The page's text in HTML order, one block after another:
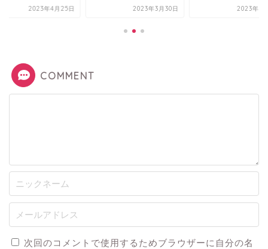
2023年4月25日 2023年3月30日 2023年6
COMMENT
次回のコメントで使用するためブラウザーに自分の名